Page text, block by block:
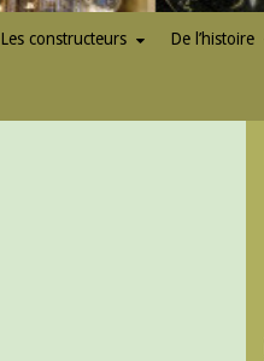
Les constructeurs De l’histoire